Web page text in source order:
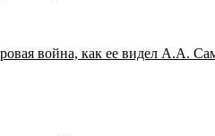
война, как ее видел А.А.